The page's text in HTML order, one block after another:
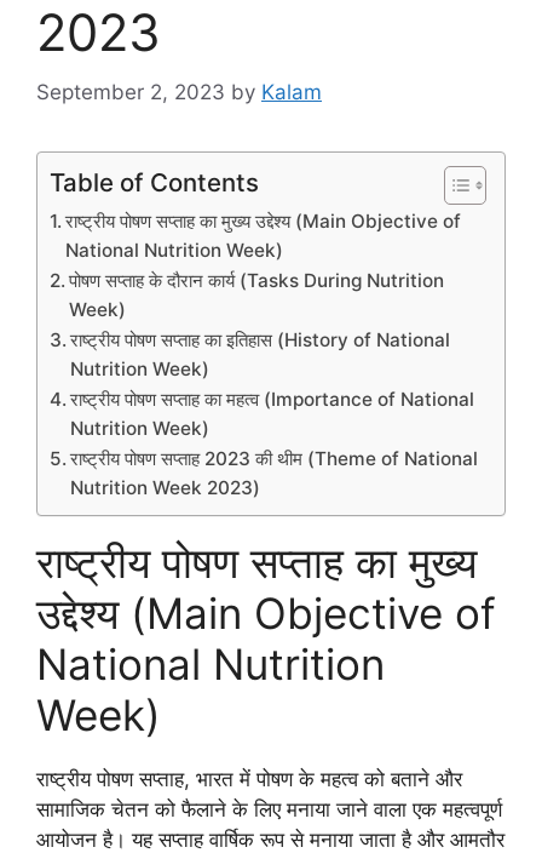
2023
September 2, 2023 by Kalam
Table of Contents
राष्ट्रीय पोषण सप्ताह का मुख्य उद्देश्य (Main Objective of
National Nutrition Week)
पोषण सप्ताह के दौरान कार्य (Tasks During Nutrition
Week)
राष्ट्रीय पोषण सप्ताह का इतिहास (History of National
Nutrition Week)
राष्ट्रीय पोषण सप्ताह का महत्व (Importance of National
Nutrition Week)
राष्ट्रीय पोषण सप्ताह 2023 की थीम (Theme of National
Nutrition Week 2023)
राष्ट्रीय पोषण सप्ताह का मुख्य
उद्देश्य (Main Objective of
National Nutrition
Week)
राष्ट्रीय पोषण सप्ताह, भारत में पोषण के महत्व को बताने और
सामाजिक चेतन को फैलाने के लिए मनाया जाने वाला एक महत्वपूर्ण
आयोजन है। यह सप्ताह वार्षिक रूप से मनाया जाता है और आमतौर